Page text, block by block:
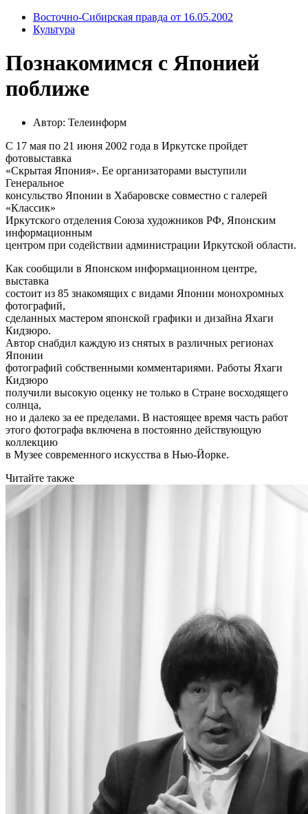
Восточно-Сибирская правда от 16.05.2002
Культура
Познакомимся с Японией
поближе
Автор: Телеинформ
С 17 мая по 21 июня 2002 года в Иркутске пройдет
фотовыставка
«Скрытая Япония». Ее организаторами выступили
Генеральное
консульство Японии в Хабаровске совместно с галерей
«Классик»
Иркутского отделения Союза художников РФ, Японским
информационным
центром при содействии администрации Иркутской области.
Как сообщили в Японском информационном центре,
выставка
состоит из 85 знакомящих с видами Японии монохромных
фотографий,
сделанных мастером японской графики и дизайна Яхаги
Кидзюро.
Автор снабдил каждую из снятых в различных регионах
Японии
фотографий собственными комментариями. Работы Яхаги
Кидзюро
получили высокую оценку не только в Стране восходящего
солнца,
но и далеко за ее пределами. В настоящее время часть работ
этого фотографа включена в постоянно действующую
коллекцию
в Музее современного искусства в Нью-Йорке.
Читайте также